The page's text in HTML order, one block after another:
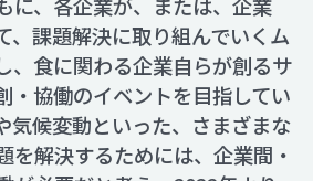
、課題解決に取り組んでいくム
、食に関わる企業自らが創るサ
・協働のイベントを目指してい
気候変動といった、さまざまな
を解決するためには、企業間・